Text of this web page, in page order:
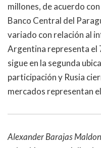
millones, de acuerdo
Banco Central del
variado con relación al
Argentina representa el
sigue en la segunda
participación y Rusia
mercados representan el
Alexander Barajas